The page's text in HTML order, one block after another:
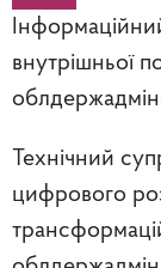
внутрішньої
Технічний
цифрового